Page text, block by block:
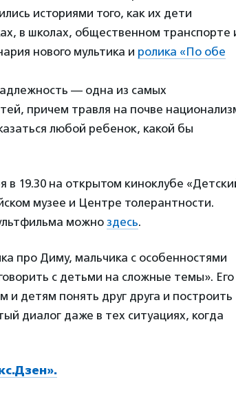
историями того, как их дети
в школах, общественном транспорте
нового мультика и ролика «По обе
— одна из самых
причем травля на почве
любой ребенок, какой бы
в 19.30 на открытом киноклубе
музее и Центре толерантности.
можно здесь.
про Диму, мальчика с особенностями
с детьми на сложные темы». Его
и детям понять друг друга и построить
диалог даже в тех ситуациях, когда